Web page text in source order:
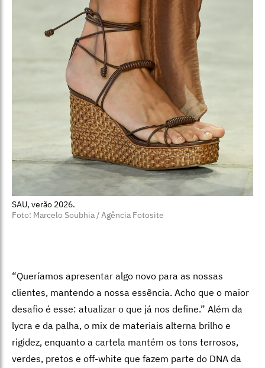
SAU, verão 2026.
Foto: Marcelo Soubhia / Agência Fotosite
“Queríamos apresentar algo novo para as nossas
clientes, mantendo a nossa essência. Acho que o maior
desafio é esse: atualizar o que já nos define.” Além da
lycra e da palha, o mix de materiais alterna brilho e
rigidez, enquanto a cartela mantém os tons terrosos,
verdes, pretos e off-white que fazem parte do DNA da